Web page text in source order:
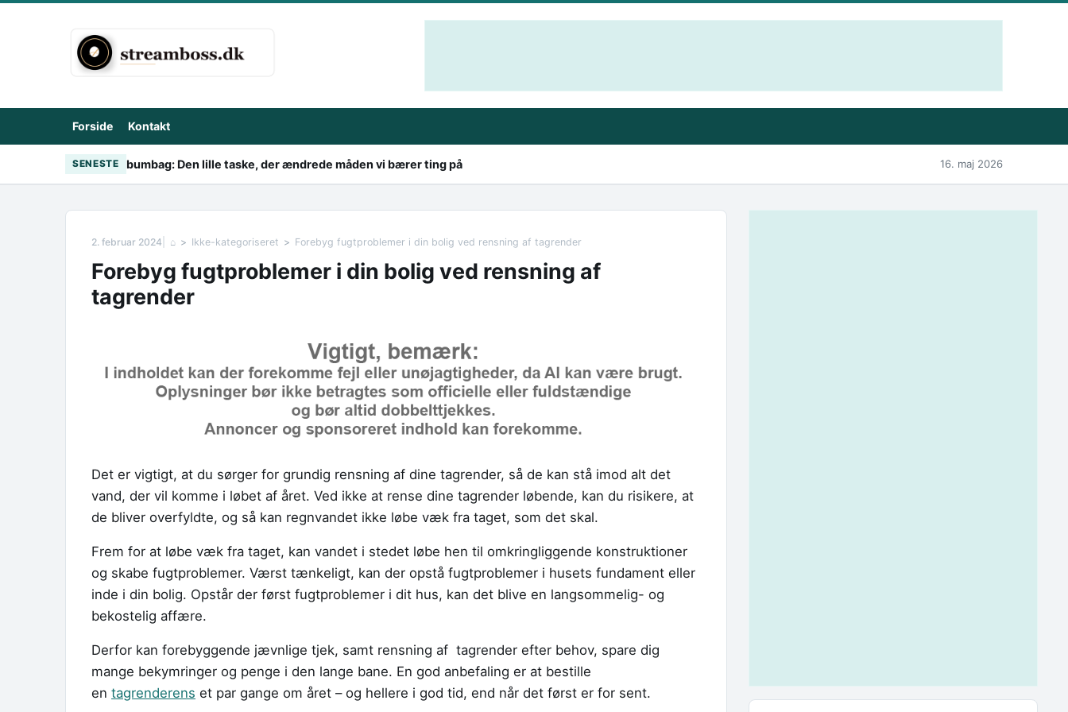
Forside Kontakt
SENESTE bumbag: Den lille taske, der ændrede måden vi bærer ting på 16. maj 2026
2. februar 2024 ⌂ Ikke-kategoriseret Forebyg fugtproblemer i din bolig ved rensning af tagrender
Forebyg fugtproblemer i din bolig ved rensning af
tagrender
Det er vigtigt, at du sørger for grundig rensning af dine tagrender, så de kan stå imod alt det
vand, der vil komme i løbet af året. Ved ikke at rense dine tagrender løbende, kan du risikere, at
de bliver overfyldte, og så kan regnvandet ikke løbe væk fra taget, som det skal.
Frem for at løbe væk fra taget, kan vandet i stedet løbe hen til omkringliggende konstruktioner
og skabe fugtproblemer. Værst tænkeligt, kan der opstå fugtproblemer i husets fundament eller
inde i din bolig. Opstår der først fugtproblemer i dit hus, kan det blive en langsommelig- og
bekostelig affære.
Derfor kan forebyggende jævnlige tjek, samt rensning af tagrender efter behov, spare dig
mange bekymringer og penge i den lange bane. En god anbefaling er at bestille
en tagrenderens et par gange om året – og hellere i god tid, end når det først er for sent.